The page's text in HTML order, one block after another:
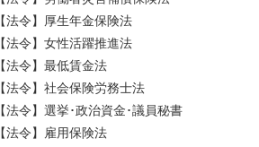
【法令】厚生年金保険法
【法令】女性活躍推進法
【法令】最低賃金法
【法令】社会保険労務士法
【法令】選挙･政治資金･議員秘書
【法令】雇用保険法